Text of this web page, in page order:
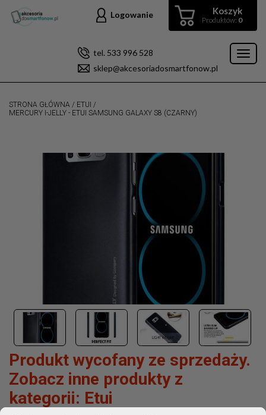
Koszyk
Produktów: 0
Logowanie
tel. 533 996 528
sklep@akcesoriadosmartfonow.pl
STRONA GŁÓWNA / ETUI /
MERCURY I-JELLY - ETUI SAMSUNG GALAXY S8 (CZARNY)
Produkt wycofany ze sprzedaży.
Zobacz inne produkty z
kategorii: Etui